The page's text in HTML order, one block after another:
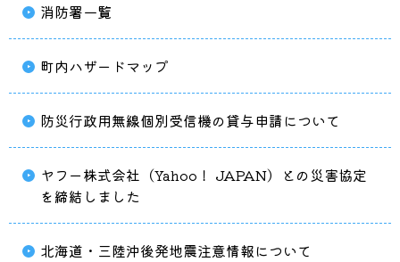
消防署一覧
町内ハザードマップ
防災行政用無線個別受信機の貸与申請について
ヤフー株式会社（Yahoo！ JAPAN）との災害協定
を締結しました
北海道・三陸沖後発地震注意情報について